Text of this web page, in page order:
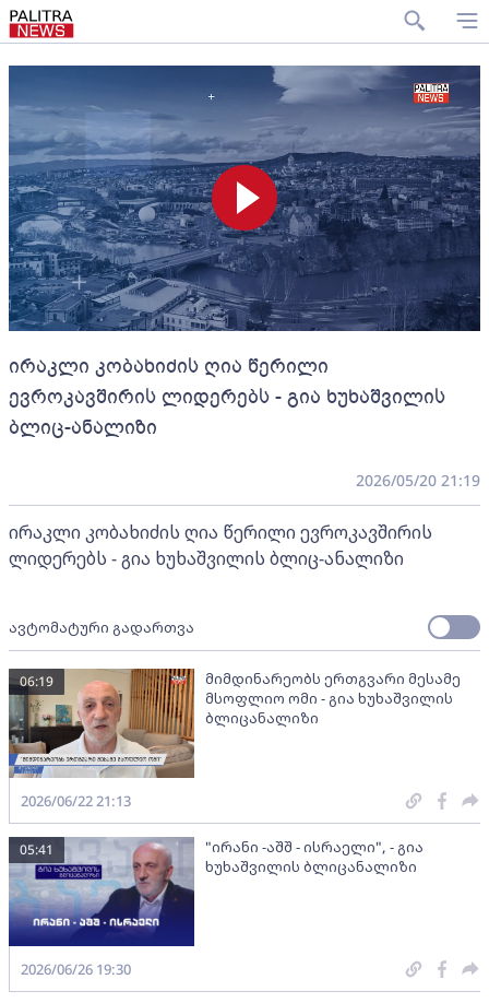
ირაკლი კობახიძის ღია წერილი
ევროკავშირის ლიდერებს - გია ხუხაშვილის
ბლიც-ანალიზი
2026/05/20 21:19
ირაკლი კობახიძის ღია წერილი ევროკავშირის
ლიდერებს - გია ხუხაშვილის ბლიც-ანალიზი
ავტომატური გადართვა
მიმდინარეობს ერთგვარი მესამე
მსოფლიო ომი - გია ხუხაშვილის
ბლიცანალიზი
06:19
2026/06/22 21:13
"ირანი -აშშ - ისრაელი", - გია
ხუხაშვილის ბლიცანალიზი
05:41
2026/06/26 19:30